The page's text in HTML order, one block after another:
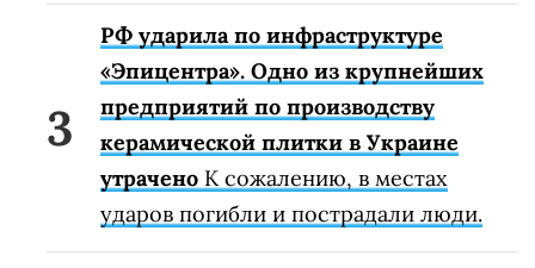
РФ ударила по инфраструктуре
«Эпицентра». Одно из крупнейших
предприятий по производству
керамической плитки в Украине
утрачено К сожалению, в местах
ударов погибли и пострадали люди.